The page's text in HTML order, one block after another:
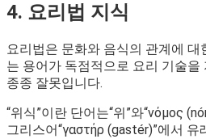
4. 요리법 지식
요리법은 문화와 음식의 관계에
는 용어가 독점적으로 요리 기술
종종 잘못입니다.
“위식”이란 단어는“위”와“νόμος
그리스어“γαστήρ (gastér)”에서 유